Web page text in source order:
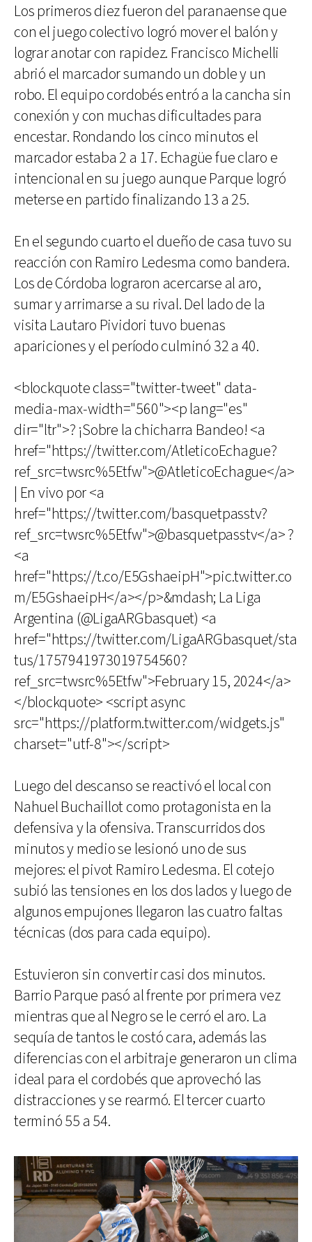
Los primeros diez fueron del paranaense que
con el juego colectivo logró mover el balón y
lograr anotar con rapidez. Francisco Michelli
abrió el marcador sumando un doble y un
robo. El equipo cordobés entró a la cancha sin
conexión y con muchas dificultades para
encestar. Rondando los cinco minutos el
marcador estaba 2 a 17. Echagüe fue claro e
intencional en su juego aunque Parque logró
meterse en partido finalizando 13 a 25.
En el segundo cuarto el dueño de casa tuvo su
reacción con Ramiro Ledesma como bandera.
Los de Córdoba lograron acercarse al aro,
sumar y arrimarse a su rival. Del lado de la
visita Lautaro Pividori tuvo buenas
apariciones y el período culminó 32 a 40.
<blockquote class="twitter-tweet" data-
media-max-width="560"><p lang="es"
dir="ltr">? ¡Sobre la chicharra Bandeo! <a
href="https://twitter.com/AtleticoEchague?
ref_src=twsrc%5Etfw">@AtleticoEchague</a>
| En vivo por <a
href="https://twitter.com/basquetpasstv?
ref_src=twsrc%5Etfw">@basquetpasstv</a> ?
<a
href="https://t.co/E5GshaeipH">pic.twitter.co
m/E5GshaeipH</a></p>&mdash; La Liga
Argentina (@LigaARGbasquet) <a
href="https://twitter.com/LigaARGbasquet/sta
tus/1757941973019754560?
ref_src=twsrc%5Etfw">February 15, 2024</a>
</blockquote> <script async
src="https://platform.twitter.com/widgets.js"
charset="utf-8"></script>
Luego del descanso se reactivó el local con
Nahuel Buchaillot como protagonista en la
defensiva y la ofensiva. Transcurridos dos
minutos y medio se lesionó uno de sus
mejores: el pivot Ramiro Ledesma. El cotejo
subió las tensiones en los dos lados y luego de
algunos empujones llegaron las cuatro faltas
técnicas (dos para cada equipo).
Estuvieron sin convertir casi dos minutos.
Barrio Parque pasó al frente por primera vez
mientras que al Negro se le cerró el aro. La
sequía de tantos le costó cara, además las
diferencias con el arbitraje generaron un clima
ideal para el cordobés que aprovechó las
distracciones y se rearmó. El tercer cuarto
terminó 55 a 54.